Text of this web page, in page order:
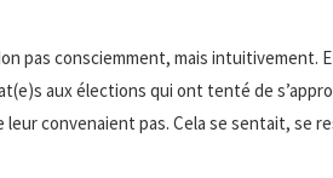
pas consciemment, mais intuitivement.
aux élections qui ont tenté de
convenaient pas. Cela se sentait, se